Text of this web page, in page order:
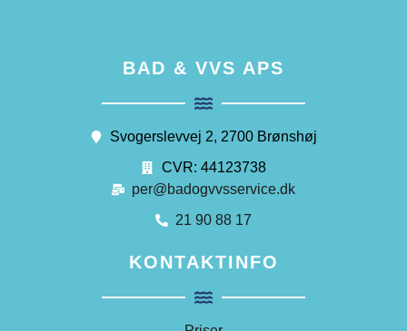
BAD & VVS APS
Svogerslevvej 2, 2700 Brønshøj
CVR: 44123738
per@badogvvsservice.dk
21 90 88 17
KONTAKTINFO